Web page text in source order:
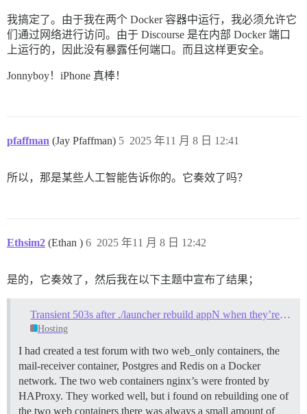
我搞定了。由于我在两个 Docker 容器中运行，我必须允许它
们通过网络进行访问。由于 Discourse 是在内部 Docker 端口
上运行的，因此没有暴露任何端口。而且这样更安全。
Jonnyboy！iPhone 真棒！
pfaffman (Jay Pfaffman) 2025 年11 月 8 日 12:41
5
所以，那是某些人工智能告诉你的。它奏效了吗？
Ethsim2 (Ethan ) 2025 年11 月 8 日 12:42
6
是的，它奏效了，然后我在以下主题中宣布了结果；
Transient 503s after ./launcher rebuild appN when they’re fronted by HAProxy
Hosting
I had created a test forum with two web_only containers, the
mail-receiver container, Postgres and Redis on a Docker
network. The two web containers nginx’s were fronted by
HAProxy. They worked well, but i found on rebuilding one of
the two web containers there was always a small amount of